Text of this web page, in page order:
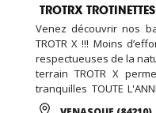
Venez découvrir nos
TROTR X !!! Moins
respectueuses de la
terrain TROTR X
tranquilles TOUTE
dans le Vaucluse ! La